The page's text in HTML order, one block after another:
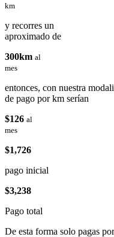
km
y recorres un
aproximado de
300km al
mes
entonces, con nuestra
de pago por km serían
$126 al
mes
$1,726
pago inicial
$3,238
Pago total
De esta forma solo pagas